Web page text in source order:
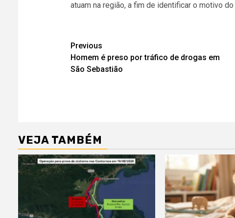
atuam na região, a fim de identificar o motivo
Post
navigation
Previous
Homem é preso por tráfico de drogas em
São Sebastião
VEJA TAMBÉM